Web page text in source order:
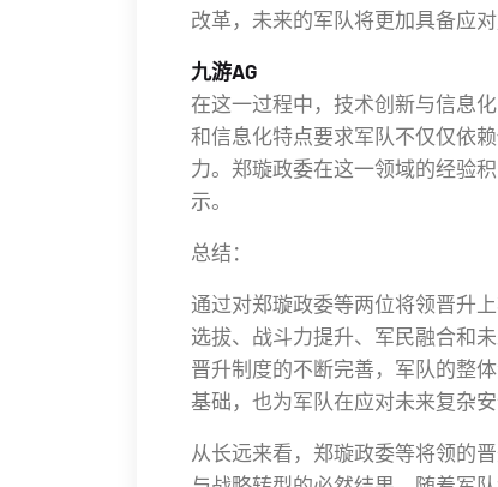
改革，未来的军队将更加具备应
九游AG
在这一过程中，技术创新与信息
和信息化特点要求军队不仅仅依
力。郑璇政委在这一领域的经验
示。
总结：
通过对郑璇政委等两位将领晋升
选拔、战斗力提升、军民融合和
晋升制度的不断完善，军队的整
基础，也为军队在应对未来复杂
从长远来看，郑璇政委等将领的